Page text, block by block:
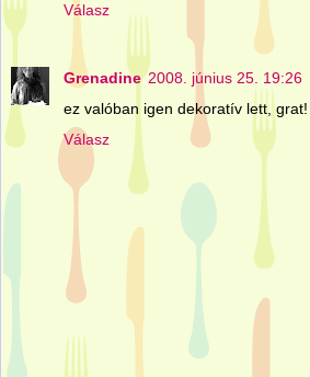
Válasz
Grenadine 2008. június 25. 19:26
ez valóban igen dekoratív lett, grat!
Válasz